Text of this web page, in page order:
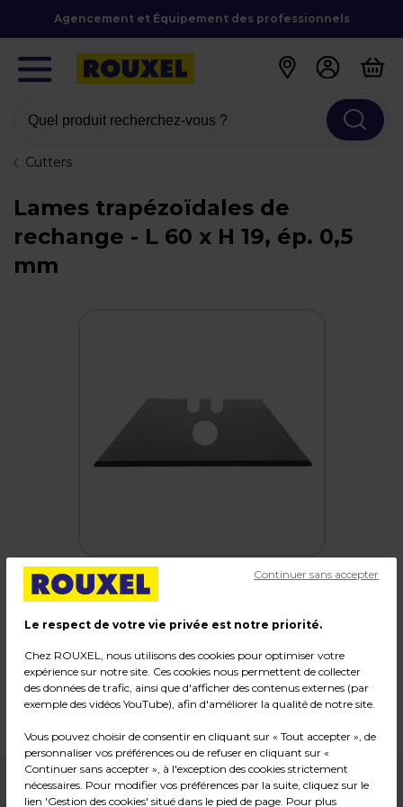
Agencement et Équipement des professionnels
Quel produit recherchez-vous ?
Cutters
Lames trapézoïdales de
rechange - L 60 x H 19, ép. 0,5
mm
Lames trapézoïdales de rechange
Code :236507
Dimensions : L 60 x H 19, ép. 0,5 mm
1,99€ HT
Le respect de votre vie privée est notre priorité.
Chez ROUXEL, nous utilisons des cookies pour optimiser votre
expérience sur notre site. Ces cookies nous permettent de collecter
des données de trafic, ainsi que d'afficher des contenus externes (par
exemple des vidéos YouTube), afin d'améliorer la qualité de notre site.
Vous pouvez choisir de consentir en cliquant sur « Tout accepter », de
personnaliser vos préférences ou de refuser en cliquant sur «
Continuer sans accepter », à l'exception des cookies strictement
nécessaires. Pour modifier vos préférences par la suite, cliquez sur le
lien 'Gestion des cookies' situé dans le pied de page. Pour plus
Continuer sans accepter